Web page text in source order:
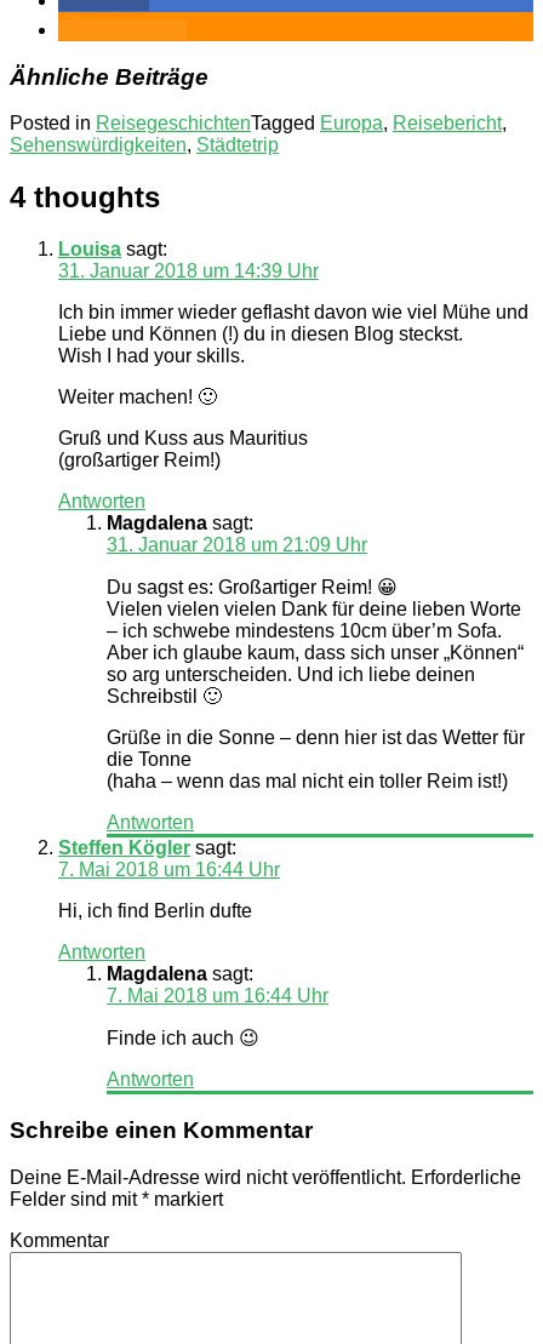
Ähnliche Beiträge
Posted in ReisegeschichtenTagged Europa, Reisebericht,
Sehenswürdigkeiten, Städtetrip
4 thoughts
Louisa sagt:
31. Januar 2018 um 14:39 Uhr
Ich bin immer wieder geflasht davon wie viel Mühe und
Liebe und Können (!) du in diesen Blog steckst.
Wish I had your skills.
Weiter machen! 🙂
Gruß und Kuss aus Mauritius
(großartiger Reim!)
Antworten
Magdalena sagt:
31. Januar 2018 um 21:09 Uhr
Du sagst es: Großartiger Reim! 😀
Vielen vielen vielen Dank für deine lieben Worte
– ich schwebe mindestens 10cm über’m Sofa.
Aber ich glaube kaum, dass sich unser „Können“
so arg unterscheiden. Und ich liebe deinen
Schreibstil 🙂
Grüße in die Sonne – denn hier ist das Wetter für
die Tonne
(haha – wenn das mal nicht ein toller Reim ist!)
Antworten
Steffen Kögler sagt:
7. Mai 2018 um 16:44 Uhr
Hi, ich find Berlin dufte
Antworten
Magdalena sagt:
7. Mai 2018 um 16:44 Uhr
Finde ich auch 😉
Antworten
Schreibe einen Kommentar
Deine E-Mail-Adresse wird nicht veröffentlicht. Erforderliche
Felder sind mit* markiert
Kommentar